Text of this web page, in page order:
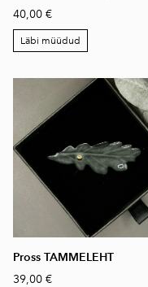
40,00 €
Läbi müüdud
Pross TAMMELEHT
39,00 €